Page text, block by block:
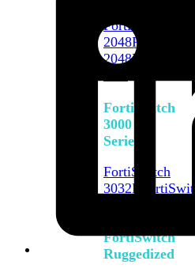
FortiSwitch
2048F
2048F-
FortiSwitch
3000
Series
FortiSwitch
3032E
FortiSwitch
Ruggedized